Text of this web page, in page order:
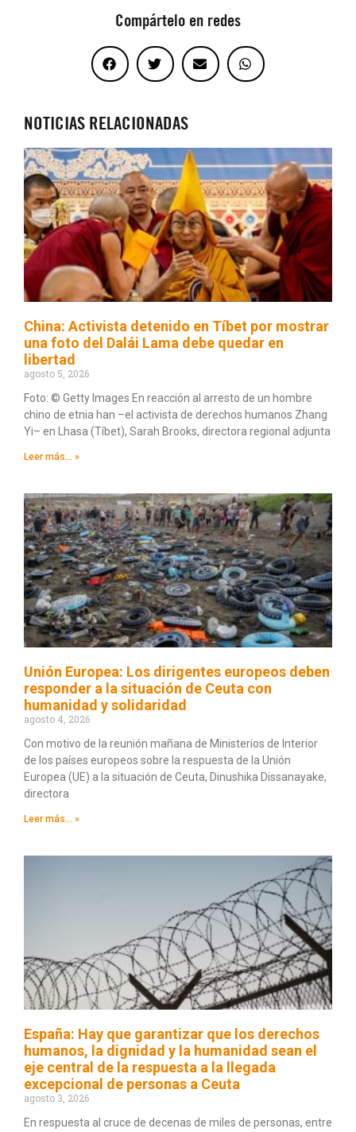
Compártelo en redes
NOTICIAS RELACIONADAS
China: Activista detenido en Tíbet por mostrar
una foto del Dalái Lama debe quedar en
libertad
agosto 5, 2026
Foto: © Getty Images En reacción al arresto de un hombre
chino de etnia han –el activista de derechos humanos Zhang
Yi– en Lhasa (Tíbet), Sarah Brooks, directora regional adjunta
Leer más... »
Unión Europea: Los dirigentes europeos deben
responder a la situación de Ceuta con
humanidad y solidaridad
agosto 4, 2026
Con motivo de la reunión mañana de Ministerios de Interior
de los países europeos sobre la respuesta de la Unión
Europea (UE) a la situación de Ceuta, Dinushika Dissanayake,
directora
Leer más... »
España: Hay que garantizar que los derechos
humanos, la dignidad y la humanidad sean el
eje central de la respuesta a la llegada
excepcional de personas a Ceuta
agosto 3, 2026
En respuesta al cruce de decenas de miles de personas, entre